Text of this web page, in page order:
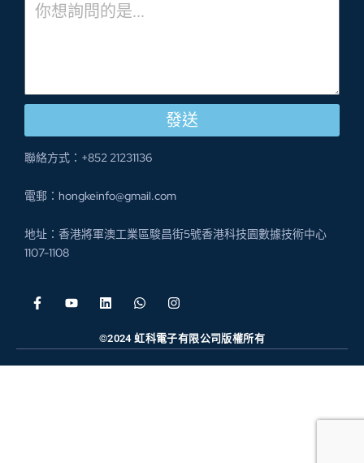
發送
聯絡方式：+852 21231136
電郵：hongkeinfo@gmail.com
地址：香港將軍澳工業區駿昌街5號香港科技園數據技術中心
1107-1108
©2024 虹科電子有限公司版權所有